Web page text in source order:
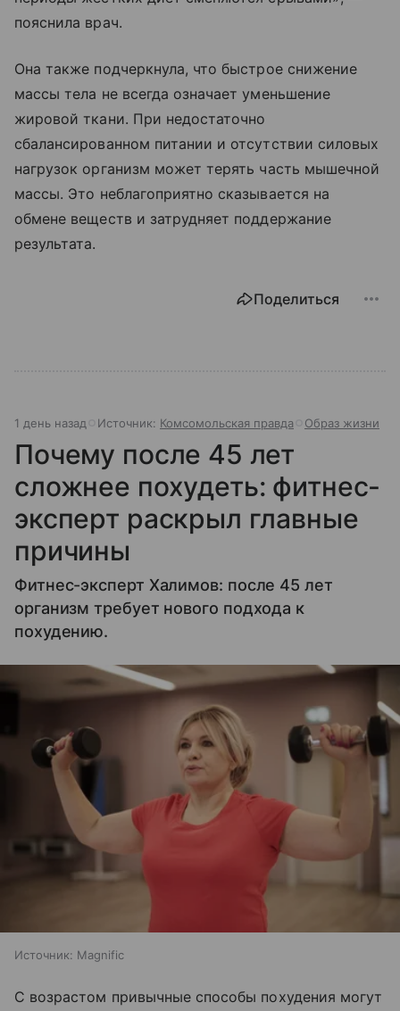
пояснила врач.
Она также подчеркнула, что быстрое снижение
массы тела не всегда означает уменьшение
жировой ткани. При недостаточно
сбалансированном питании и отсутствии силовых
нагрузок организм может терять часть мышечной
массы. Это неблагоприятно сказывается на
обмене веществ и затрудняет поддержание
результата.
Поделиться
1 день назад Источник: Комсомольская правда Образ жизни
Почему после 45 лет
сложнее похудеть: фитнес-
эксперт раскрыл главные
причины
Фитнес-эксперт Халимов: после 45 лет
организм требует нового подхода к
похудению.
Источник: Magnific
С возрастом привычные способы похудения могут